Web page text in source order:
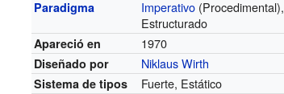
Paradigma Imperativo (Procedimental),
Estructurado
Apareció en 1970
Diseñado por Niklaus Wirth
Sistema de tipos Fuerte, Estático